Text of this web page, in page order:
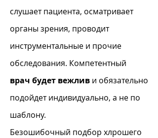
слушает пациента, осматривает
органы зрения, проводит
инструментальные и прочие
обследования. Компетентный
врач будет вежлив и обязательно
подойдет индивидуально, а не по
шаблону.
Безошибочный подбор хлрошего